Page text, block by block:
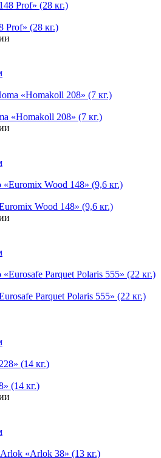
Prof» (28 кг.)
«Homakoll 208» (7 кг.)
Wood 148» (9,6 кг.)
Parquet Polaris 555» (22 кг.)
(14 кг.)